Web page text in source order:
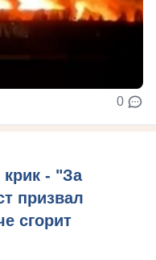
0
- "За
призвал
сгорит